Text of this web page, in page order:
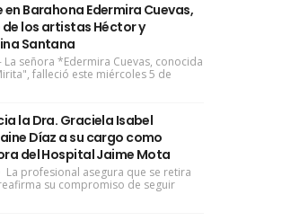
en Barahona Edermira Cuevas,
los artistas Héctor y
Santana
La señora *Edermira Cuevas, conocida
falleció este miércoles 5 de
la Dra. Graciela Isabel
Díaz a su cargo como
del Hospital Jaime Mota
La profesional asegura que se retira
su compromiso de seguir